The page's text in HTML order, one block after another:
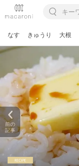
なす きゅうり 大根
前の
記事